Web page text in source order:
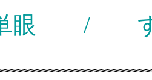
眼 / すべ